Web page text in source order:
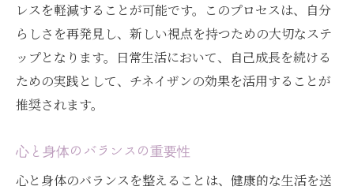
レスを軽減することが可能です。このプロセスは、自分
らしさを再発見し、新しい視点を持つための大切なステ
ップとなります。日常生活において、自己成長を続ける
ための実践として、チネイザンの効果を活用することが
推奨されます。
心と身体のバランスの重要性
心と身体のバランスを整えることは、健康的な生活を送